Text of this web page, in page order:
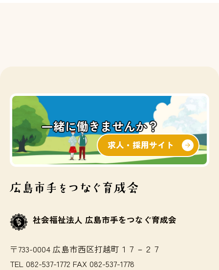
一緒に働きませんか？
求人・採用サイト
社会福祉法人 広島市手をつなぐ育成会
〒733-0004 広島市西区打越町１７－２７
TEL 082-537-1772 FAX 082-537-1778